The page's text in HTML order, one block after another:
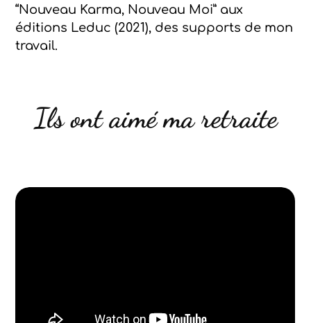
“Nouveau Karma, Nouveau Moi” aux
éditions Leduc (2021), des supports de mon
travail.
Ils ont aimé ma retraite